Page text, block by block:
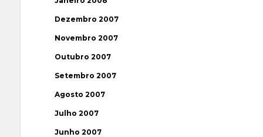
Dezembro 2007
Novembro 2007
Outubro 2007
Setembro 2007
Agosto 2007
Julho 2007
Junho 2007